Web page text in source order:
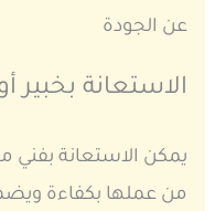
عن الجودة
الاستعانة
يمكن الاستعانة بفني
من عملها بكفاءة